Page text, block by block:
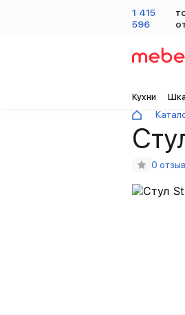
1 415
596
Кухни
0